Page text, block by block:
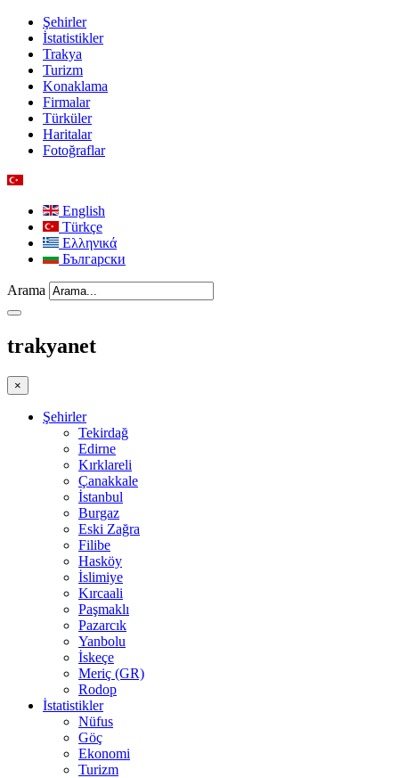
Şehirler
İstatistikler
Trakya
Turizm
Konaklama
Firmalar
Türküler
Haritalar
Fotoğraflar
English
Türkçe
Ελληνικά
Български
Arama
trakyanet
×
Şehirler
Tekirdağ
Edirne
Kırklareli
Çanakkale
İstanbul
Burgaz
Eski Zağra
Filibe
Hasköy
İslimiye
Kırcaali
Paşmaklı
Pazarcık
Yanbolu
İskeçe
Meriç (GR)
Rodop
İstatistikler
Nüfus
Göç
Ekonomi
Turizm